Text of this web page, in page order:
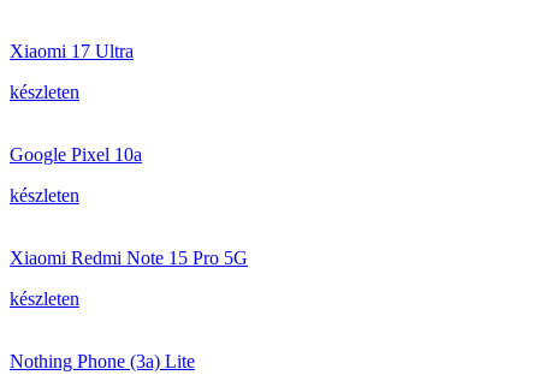
Xiaomi 17 Ultra
készleten
Google Pixel 10a
készleten
Xiaomi Redmi Note 15 Pro 5G
készleten
Nothing Phone (3a) Lite